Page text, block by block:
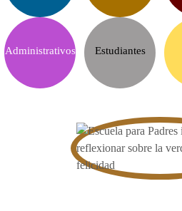
Administrativos Estudiantes